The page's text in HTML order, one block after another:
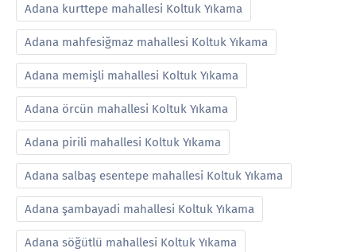
Adana kurttepe mahallesi Koltuk Yıkama
Adana mahfesiğmaz mahallesi Koltuk Yıkama
Adana memişli mahallesi Koltuk Yıkama
Adana örcün mahallesi Koltuk Yıkama
Adana pirili mahallesi Koltuk Yıkama
Adana salbaş esentepe mahallesi Koltuk Yıkama
Adana şambayadi mahallesi Koltuk Yıkama
Adana söğütlü mahallesi Koltuk Yıkama